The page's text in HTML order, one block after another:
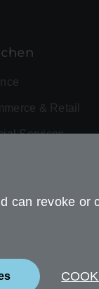
& Retail
Services
Sector
can revoke